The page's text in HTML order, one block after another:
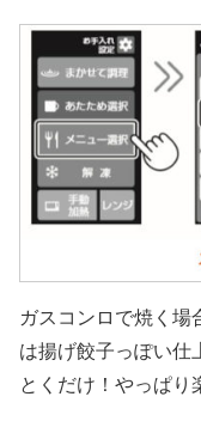
ガスコンロで焼く場
は揚げ餃子っぽい仕
とくだけ！やっぱり